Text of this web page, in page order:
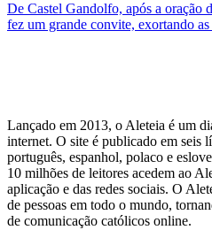
De Castel Gandolfo, após a
fez um grande convite, exortando as
Lançado em 2013, o Aleteia é um
internet. O site é publicado em seis
português, espanhol, polaco e
10 milhões de leitores acedem ao
aplicação e das redes sociais. O
de pessoas em todo o mundo,
de comunicação católicos online.